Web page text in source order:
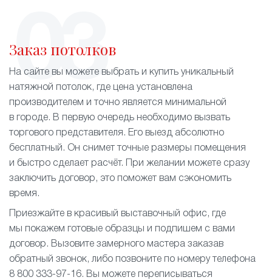
Заказ потолков
На сайте вы можете выбрать и купить уникальный
натяжной потолок, где цена установлена
производителем и точно является минимальной
в городе. В первую очередь необходимо вызвать
торгового представителя. Его выезд абсолютно
бесплатный. Он снимет точные размеры помещения
и быстро сделает расчёт. При желании можете сразу
заключить договор, это поможет вам сэкономить
время.
Приезжайте в красивый выставочный офис, где
мы покажем готовые образцы и подпишем с вами
договор. Вызовите замерного мастера заказав
обратный звонок, либо позвоните по номеру телефона
8 800 333-97-16. Вы можете переписываться